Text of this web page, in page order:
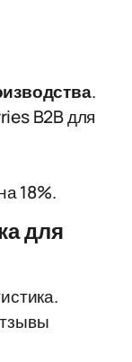
.
B2B для
18%.
для